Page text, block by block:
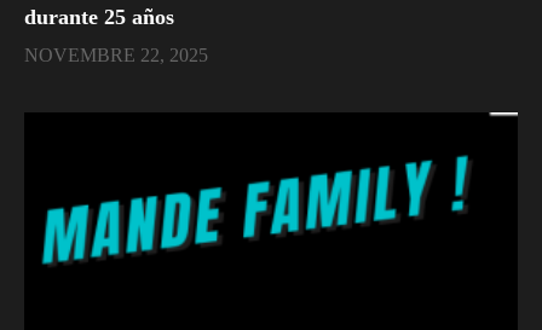
durante 25 años
NOVEMBRE 22, 2025